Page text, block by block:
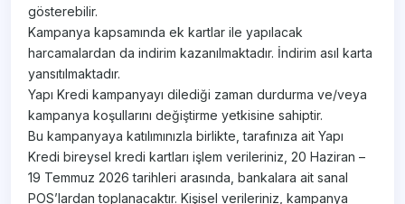
gösterebilir.
Kampanya kapsamında ek kartlar ile yapılacak
harcamalardan da indirim kazanılmaktadır. İndirim asıl karta
yansıtılmaktadır.
Yapı Kredi kampanyayı dilediği zaman durdurma ve/veya
kampanya koşullarını değiştirme yetkisine sahiptir.
Bu kampanyaya katılımınızla birlikte, tarafınıza ait Yapı
Kredi bireysel kredi kartları işlem verileriniz, 20 Haziran –
19 Temmuz 2026 tarihleri arasında, bankalara ait sanal
POS’lardan toplanacaktır. Kişisel verileriniz, kampanya